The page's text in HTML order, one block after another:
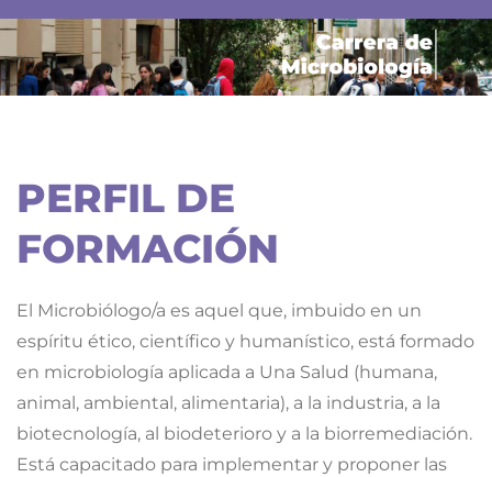
PERFIL DE
FORMACIÓN
El Microbiólogo/a es aquel que, imbuido en un
espíritu ético, científico y humanístico, está formado
en microbiología aplicada a Una Salud (humana,
animal, ambiental, alimentaria), a la industria, a la
biotecnología, al biodeterioro y a la biorremediación.
Está capacitado para implementar y proponer las